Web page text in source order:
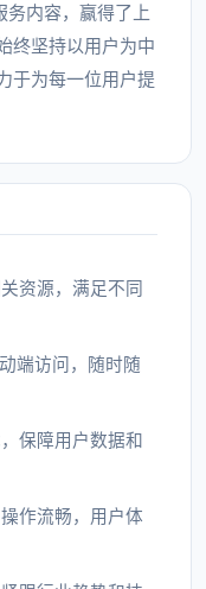
务内容，赢得了上
终坚持以用户为中
于为每一位用户提
资源，满足不同
端访问，随时随
保障用户数据和
作流畅，用户体